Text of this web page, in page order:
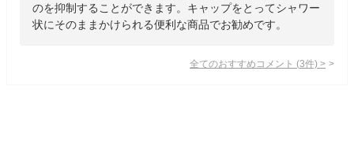
のを抑制することができます。キャップをとってシャワー
状にそのままかけられる便利な商品でお勧めです。
全てのおすすめコメント (3件) >